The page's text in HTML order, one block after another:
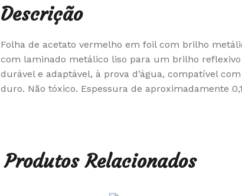
Descrição
Folha de acetato vermelho em foil com brilho
com laminado metálico liso para um brilho
durável e adaptável, à prova d’água, compatível
duro. Não tóxico. Espessura de aproximadamente
Produtos Relacionados